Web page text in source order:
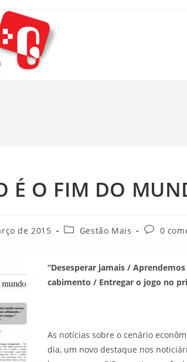
É O FIM DO
de 2015 Gestão Mais 0
“Desesperar jamais /
cabimento / Entregar o jogo no
As notícias sobre o cenário
dia, um novo destaque nos